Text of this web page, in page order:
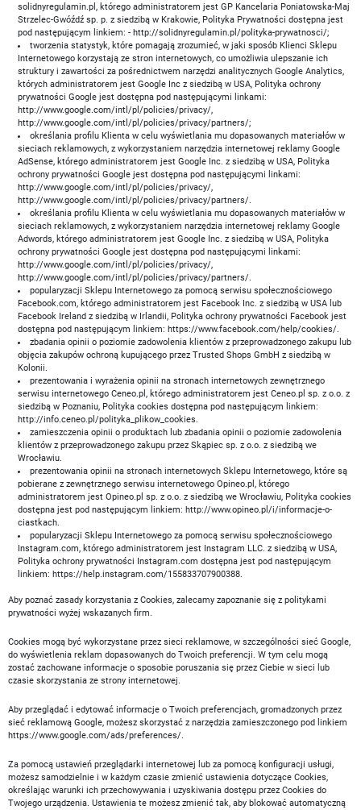
solidnyregulamin.pl, którego administratorem jest GP Kancelaria Poniatowska-Maj
Strzelec-Gwóźdź sp. p. z siedzibą w Krakowie, Polityka Prywatności dostępna jest
pod następującym linkiem: - http://solidnyregulamin.pl/polityka-prywatnosci/;
tworzenia statystyk, które pomagają zrozumieć, w jaki sposób Klienci Sklepu
Internetowego korzystają ze stron internetowych, co umożliwia ulepszanie ich
struktury i zawartości za pośrednictwem narzędzi analitycznych Google Analytics,
których administratorem jest Google Inc z siedzibą w USA, Polityka ochrony
prywatności Google jest dostępna pod następującymi linkami:
http://www.google.com/intl/pl/policies/privacy/,
http://www.google.com/intl/pl/policies/privacy/partners/;
określania profilu Klienta w celu wyświetlania mu dopasowanych materiałów w
sieciach reklamowych, z wykorzystaniem narzędzia internetowej reklamy Google
AdSense, którego administratorem jest Google Inc. z siedzibą w USA, Polityka
ochrony prywatności Google jest dostępna pod następującymi linkami:
http://www.google.com/intl/pl/policies/privacy/,
http://www.google.com/intl/pl/policies/privacy/partners/.
określania profilu Klienta w celu wyświetlania mu dopasowanych materiałów w
sieciach reklamowych, z wykorzystaniem narzędzia internetowej reklamy Google
Adwords, którego administratorem jest Google Inc. z siedzibą w USA, Polityka
ochrony prywatności Google jest dostępna pod następującymi linkami:
http://www.google.com/intl/pl/policies/privacy/,
http://www.google.com/intl/pl/policies/privacy/partners/.
popularyzacji Sklepu Internetowego za pomocą serwisu społecznościowego
Facebook.com, którego administratorem jest Facebook Inc. z siedzibą w USA lub
Facebook Ireland z siedzibą w Irlandii, Polityka ochrony prywatności Facebook jest
dostępna pod następującym linkiem: https://www.facebook.com/help/cookies/.
zbadania opinii o poziomie zadowolenia klientów z przeprowadzonego zakupu lub
objęcia zakupów ochroną kupującego przez Trusted Shops GmbH z siedzibą w
Kolonii.
prezentowania i wyrażenia opinii na stronach internetowych zewnętrznego
serwisu internetowego Ceneo.pl, którego administratorem jest Ceneo.pl sp. z o.o. z
siedzibą w Poznaniu, Polityka cookies dostępna pod następującym linkiem:
http://info.ceneo.pl/polityka_plikow_cookies.
zamieszczenia opinii o produktach lub zbadania opinii o poziomie zadowolenia
klientów z przeprowadzonego zakupu przez Skąpiec sp. z o.o. z siedzibą we
Wrocławiu.
prezentowania opinii na stronach internetowych Sklepu Internetowego, które są
pobierane z zewnętrznego serwisu internetowego Opineo.pl, którego
administratorem jest Opineo.pl sp. z o.o. z siedzibą we Wrocławiu, Polityka cookies
dostępna jest pod następującym linkiem: http://www.opineo.pl/i/informacje-o-
ciastkach.
popularyzacji Sklepu Internetowego za pomocą serwisu społecznościowego
Instagram.com, którego administratorem jest Instagram LLC. z siedzibą w USA,
Polityka ochrony prywatności Instagram.com dostępna jest pod następującym
linkiem: https://help.instagram.com/155833707900388.
Aby poznać zasady korzystania z Cookies, zalecamy zapoznanie się z politykami
prywatności wyżej wskazanych firm.
Cookies mogą być wykorzystane przez sieci reklamowe, w szczególności sieć Google,
do wyświetlenia reklam dopasowanych do Twoich preferencji. W tym celu mogą
zostać zachowane informacje o sposobie poruszania się przez Ciebie w sieci lub
czasie skorzystania ze strony internetowej.
Aby przeglądać i edytować informacje o Twoich preferencjach, gromadzonych przez
sieć reklamową Google, możesz skorzystać z narzędzia zamieszczonego pod linkiem
https://www.google.com/ads/preferences/.
Za pomocą ustawień przeglądarki internetowej lub za pomocą konfiguracji usługi,
możesz samodzielnie i w każdym czasie zmienić ustawienia dotyczące Cookies,
określając warunki ich przechowywania i uzyskiwania dostępu przez Cookies do
Twojego urządzenia. Ustawienia te możesz zmienić tak, aby blokować automatyczną